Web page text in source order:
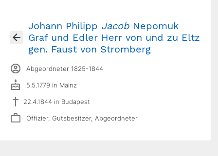
Johann Philipp Jacob Nepomuk
Graf und Edler Herr von und zu Eltz
gen. Faust von Stromberg
Abgeordneter 1825-1844
5.5.1779 in Mainz
22.4.1844 in Budapest
Offizier, Gutsbesitzer, Abgeordneter